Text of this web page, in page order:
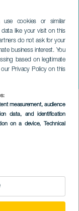
use cookies or similar
like your visit on this
do not ask for your
business interest. You
based on legitimate
Privacy Policy on this
measurement, audience
data, and identification
on a device, Technical
de